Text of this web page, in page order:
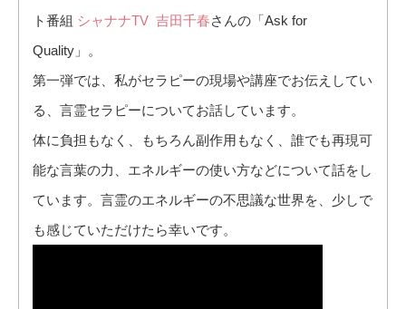
ト番組 シャナナTV 吉田千春さんの「Ask for
Quality」。
第一弾では、私がセラピーの現場や講座でお伝えしてい
る、言霊セラピーについてお話しています。
体に負担もなく、もちろん副作用もなく、誰でも再現可
能な言葉の力、エネルギーの使い方などについて話をし
ています。 言霊のエネルギーの不思議な世界を、少しで
も感じていただけたら幸いです。